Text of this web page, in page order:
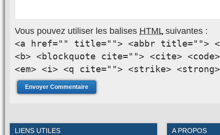
Vous pouvez utiliser les balises HTMLsuivantes :
<a href="" title=""> <abbr title="">
<b> <blockquote cite=""> <cite>
<em> <i> <q cite=""> <strike> <strong>
LIENS UTILES A PROPOS